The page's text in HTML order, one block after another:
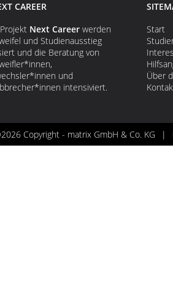
CAREER
Next Career werden
und Studienausstieg
und die Beratung von
und
intensiviert.
Start
Über
Copyright - matrix GmbH & Co. KG